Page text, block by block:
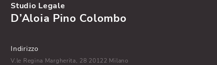
Studio Legale
D’Aloia Pino Colombo
Indirizzo
V.le Regina Margherita, 28 20122 Milano